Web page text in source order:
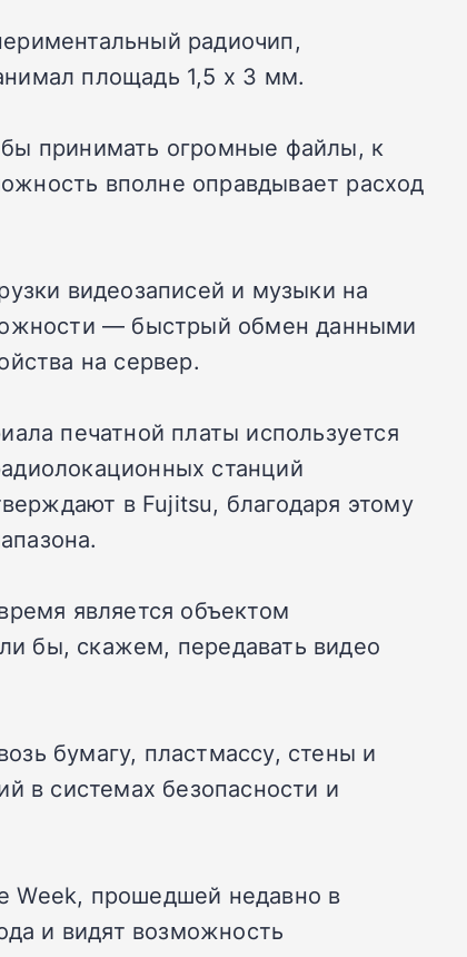
радиочип,
площадь 1,5 х 3 мм.
принимать огромные файлы, к
вполне оправдывает расход
видеозаписей и музыки на
— быстрый обмен данными
на сервер.
печатной платы используется
станций
в Fujitsu, благодаря этому
является объектом
бы, скажем, передавать видео
бумагу, пластмассу, стены и
в системах безопасности и
Week, прошедшей недавно в
и видят возможность